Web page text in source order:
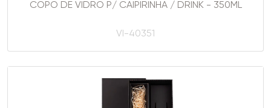
COPO DE VIDRO P/ CAIPIRINHA / DRINK - 350ML
VI-40351